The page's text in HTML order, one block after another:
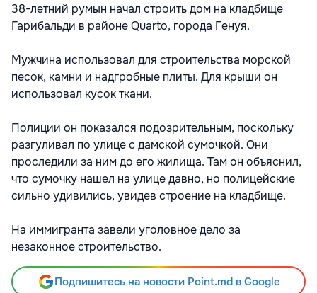
38-летний румын начал строить дом на кладбище
Гарибальди в районе Quarto, города Генуя.
Мужчина использовал для строительства морской
песок, камни и надгробные плиты. Для крыши он
использовал кусок ткани.
Полиции он показался подозрительным, поскольку
разгуливал по улице с дамской сумочкой. Они
проследили за ним до его жилища. Там он объяснил,
что сумочку нашел на улице давно, но полицейские
сильно удивились, увидев строение на кладбище.
На иммигранта завели уголовное дело за
незаконное строительство.
Подпишитесь на новости Point.md в Google